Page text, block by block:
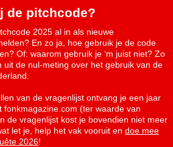
de pitchcode?
2025 al in als nieuwe
En zo ja, hoe gebruik je de code
Of: waarom gebruik je ‘m juist niet? Zo
uit de nul-meting over het gebruik van de
van de vragenlijst ontvang je een jaar
fonkmagazine.com (ter waarde van
de vragenlijst kost je bovendien niet meer
let je, help het vak vooruit en doe mee
2026!